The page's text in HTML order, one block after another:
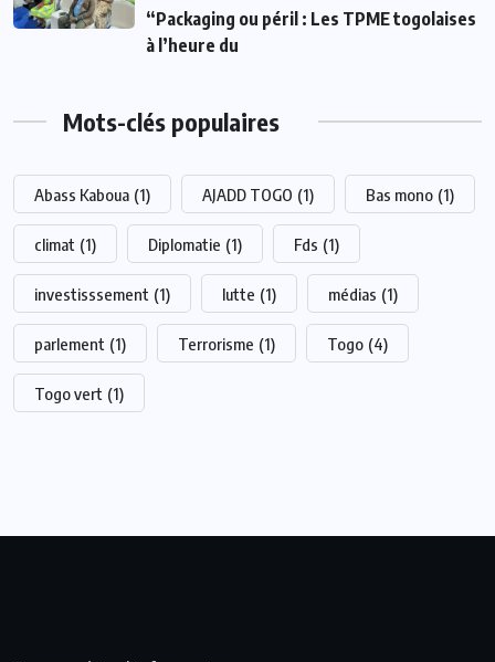
“Packaging ou péril : Les TPME togolaises
à l’heure du
Mots-clés populaires
Abass Kaboua (1) AJADD TOGO (1) Bas mono (1)
climat (1) Diplomatie (1) Fds (1)
investisssement (1) lutte (1) médias (1)
parlement (1) Terrorisme (1) Togo (4)
Togo vert (1)